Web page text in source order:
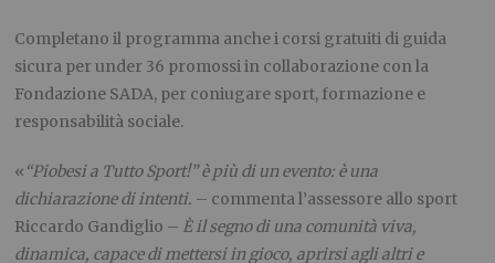
Completano il programma anche i corsi gratuiti di guida
sicura per under 36 promossi in collaborazione con la
Fondazione SADA, per coniugare sport, formazione e
responsabilità sociale.
« “Piobesi a Tutto Sport!” è più di un evento: è una
dichiarazione di intenti. – commenta l’assessore allo sport
Riccardo Gandiglio – È il segno di una comunità viva,
dinamica, capace di mettersi in gioco, aprirsi agli altri e